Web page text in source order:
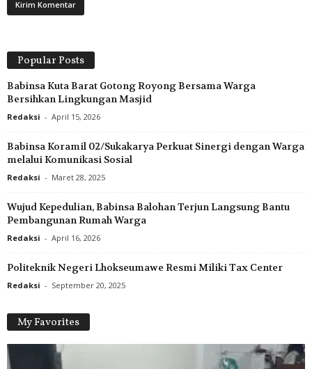
Popular Posts
Babinsa Kuta Barat Gotong Royong Bersama Warga
Bersihkan Lingkungan Masjid
Redaksi - April 15, 2026
Babinsa Koramil 02/Sukakarya Perkuat Sinergi dengan Warga
melalui Komunikasi Sosial
Redaksi - Maret 28, 2025
Wujud Kepedulian, Babinsa Balohan Terjun Langsung Bantu
Pembangunan Rumah Warga
Redaksi - April 16, 2026
Politeknik Negeri Lhokseumawe Resmi Miliki Tax Center
Redaksi - September 20, 2025
My Favorites